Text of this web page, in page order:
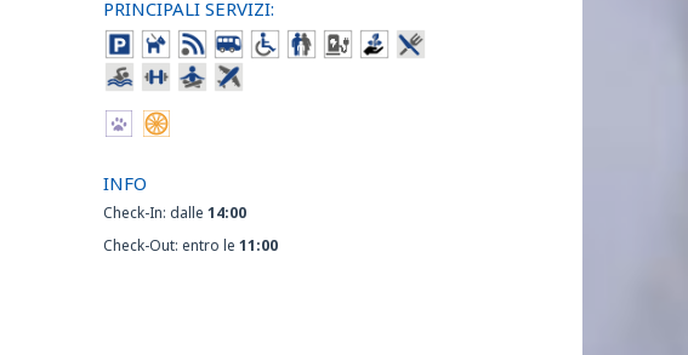
PRINCIPALI SERVIZI:
INFO
Check-In: dalle14:00
Check-Out: entro le11:00